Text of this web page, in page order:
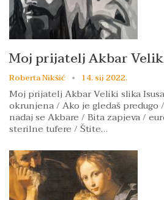
Moj prijatelj Akbar
Roberta Nikšić 14. sij 2022.
Moj prijatelj Akbar Veliki slika
okrunjena / Ako je gledaš predugo
nadaj se Akbare / Bita zapjeva /
sterilne tufere / Štite…